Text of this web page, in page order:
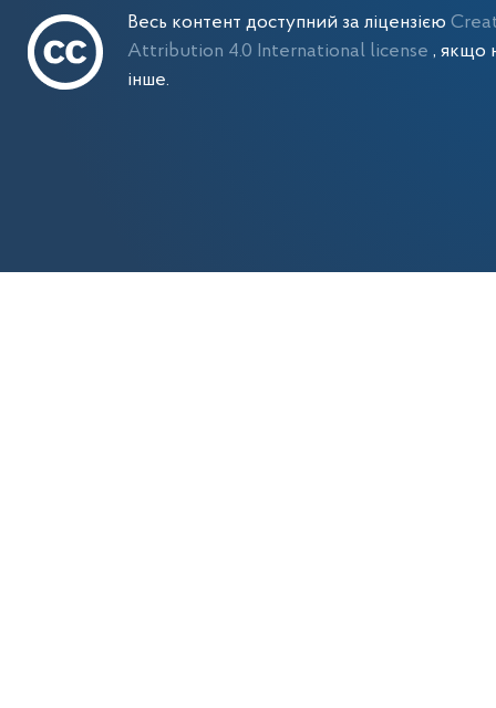
Весь контент доступний за ліцензією
Attribution 4.0 International license , якщо
інше.